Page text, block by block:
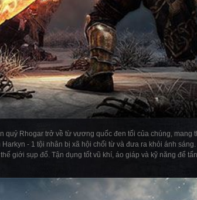
quỷ Rhogar trở về từ vương quốc đen tối của chúng, mang
- 1 tội nhân bị xã hội chối từ và đưa ra khỏi ánh
giới sụp đổ. Tận dụng tốt vũ khí, áo giáp và kỹ năng để